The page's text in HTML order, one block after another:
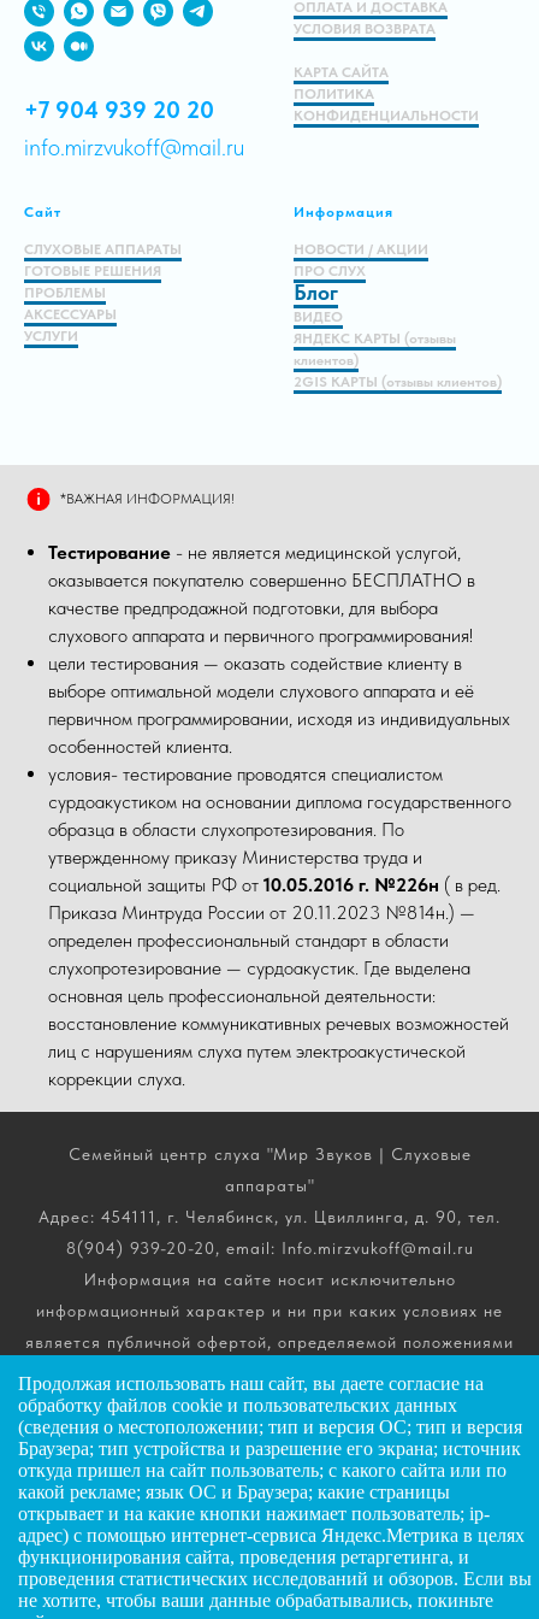
ЗАДАТЬ ВОПРОС
Продолжая использовать наш сайт, вы даете согласие на
обработку файлов cookie и пользовательских данных
(сведения о местоположении; тип и версия ОС; тип и версия
Браузера; тип устройства и разрешение его экрана; источник
откуда пришел на сайт пользователь; с какого сайта или по
какой рекламе; язык ОС и Браузера; какие страницы
открывает и на какие кнопки нажимает пользователь; ip-
адрес) с помощью интернет-сервиса Яндекс.Метрика в целях
функционирования сайта, проведения ретаргетинга, и
проведения статистических исследований и обзоров. Если вы
не хотите, чтобы ваши данные обрабатывались, покиньте
+7 904 939 20 20
info.mirzvukoff@mail.ru
ОПЛАТА И ДОСТАВКА
УСЛОВИЯ ВОЗВРАТА
КАРТА САЙТА
ПОЛИТИКА
КОНФИДЕНЦИАЛЬНОСТИ
Сайт
СЛУХОВЫЕ АППАРАТЫ
ГОТОВЫЕ РЕШЕНИЯ
ПРОБЛЕМЫ
АКСЕССУАРЫ
УСЛУГИ
Информация
НОВОСТИ / АКЦИИ
ПРО СЛУХ
Блог
ВИДЕО
ЯНДЕКС КАРТЫ (отзывы
клиентов)
2GIS КАРТЫ (отзывы клиентов)
*ВАЖНАЯ ИНФОРМАЦИЯ!
Тестирование - не является медицинской услугой,
оказывается покупателю совершенно БЕСПЛАТНО в
качестве предпродажной подготовки, для выбора
слухового аппарата и первичного программирования!
цели тестирования — оказать содействие клиенту в
выборе оптимальной модели слухового аппарата и её
первичном программировании, исходя из индивидуальных
особенностей клиента.
условия- тестирование проводятся специалистом
сурдоакустиком на основании диплома государственного
образца в области слухопротезирования. По
утвержденному приказу Министерства труда и
социальной защиты РФ от 10.05.2016 г. №226н ( в ред.
Приказа Минтруда России от 20.11.2023 №814н.) —
определен профессиональный стандарт в области
слухопротезирование — сурдоакустик. Где выделена
основная цель профессиональной деятельности:
восстановление коммуникативных речевых возможностей
лиц с нарушениям слуха путем электроакустической
коррекции слуха.
Семейный центр слуха "Мир Звуков | Слуховые
аппараты"
Адрес: 454111, г. Челябинск, ул. Цвиллинга, д. 90, тел.
8(904) 939-20-20, email: Info.mirzvukoff@mail.ru
Информация на сайте носит исключительно
информационный характер и ни при каких условиях не
является публичной офертой, определяемой положениями
ч. 2 ст. 437 Гражданского кодекса РФ. Получить
подробную информацию о стоимости, комплектации и
сроках выполнения услуг вы можете по телефону горячей
линии.
ИП Андриянов Анатолий Николаевич
ИНН: 025607445034
ОГРНИП: 323028000072885